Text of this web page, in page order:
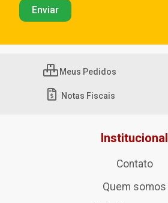
Meus Pedidos
Notas Fiscais
Institucional
Contato
Quem somos